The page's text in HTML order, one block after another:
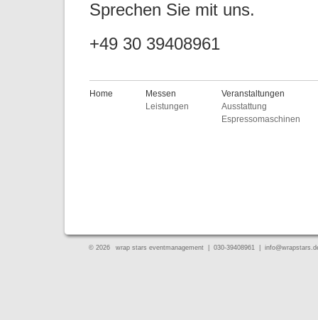
Sprechen Sie mit uns.
+49 30 39408961
Home
Messen
Leistungen
Veranstaltungen
Ausstattung
Espressomaschinen
© 2026 wrap stars eventmanagement | 030-39408961 |